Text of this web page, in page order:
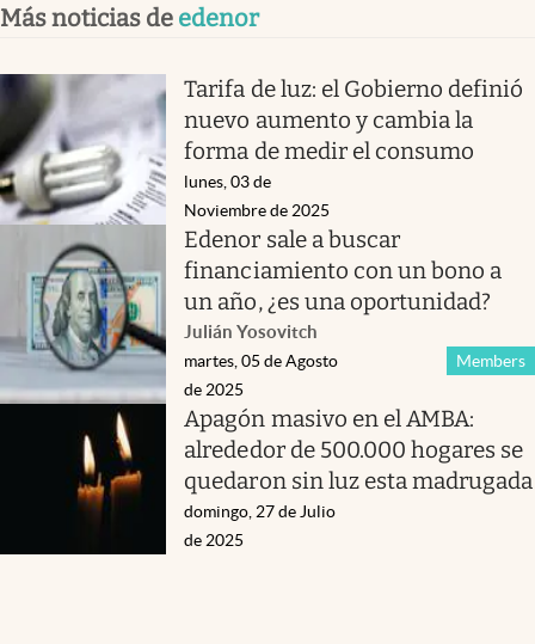
Más noticias de edenor
Tarifa de luz: el Gobierno definió
nuevo aumento y cambia la
forma de medir el consumo
lunes, 03 de
Noviembre de 2025
Edenor sale a buscar
financiamiento con un bono a
un año, ¿es una oportunidad?
Julián Yosovitch
Members
martes, 05 de Agosto
de 2025
Apagón masivo en el AMBA:
alrededor de 500.000 hogares se
quedaron sin luz esta madrugada
domingo, 27 de Julio
de 2025